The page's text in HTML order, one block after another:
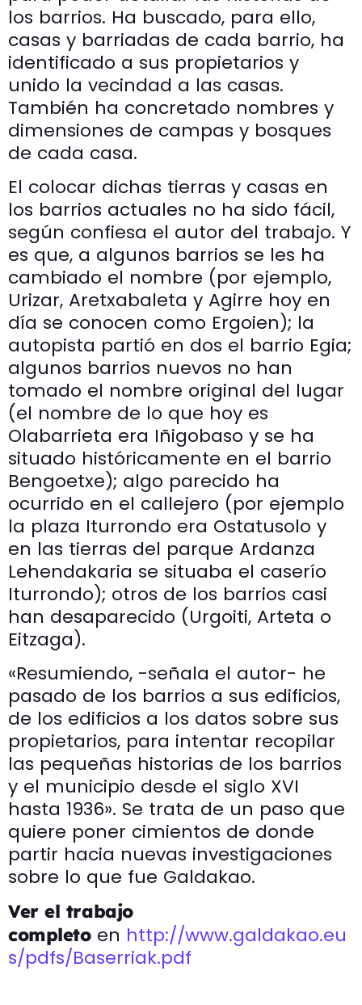
los barrios. Ha buscado, para ello,
casas y barriadas de cada barrio, ha
identificado a sus propietarios y
unido la vecindad a las casas.
También ha concretado nombres y
dimensiones de campas y bosques
de cada casa.
El colocar dichas tierras y casas en
los barrios actuales no ha sido fácil,
según confiesa el autor del trabajo. Y
es que, a algunos barrios se les ha
cambiado el nombre (por ejemplo,
Urizar, Aretxabaleta y Agirre hoy en
día se conocen como Ergoien); la
autopista partió en dos el barrio Egia;
algunos barrios nuevos no han
tomado el nombre original del lugar
(el nombre de lo que hoy es
Olabarrieta era Iñigobaso y se ha
situado históricamente en el barrio
Bengoetxe); algo parecido ha
ocurrido en el callejero (por ejemplo
la plaza Iturrondo era Ostatusolo y
en las tierras del parque Ardanza
Lehendakaria se situaba el caserío
Iturrondo); otros de los barrios casi
han desaparecido (Urgoiti, Arteta o
Eitzaga).
«Resumiendo, -señala el autor- he
pasado de los barrios a sus edificios,
de los edificios a los datos sobre sus
propietarios, para intentar recopilar
las pequeñas historias de los barrios
y el municipio desde el siglo XVI
hasta 1936». Se trata de un paso que
quiere poner cimientos de donde
partir hacia nuevas investigaciones
sobre lo que fue Galdakao.
Ver el trabajo
completo en http://www.galdakao.eu
s/pdfs/Baserriak.pdf